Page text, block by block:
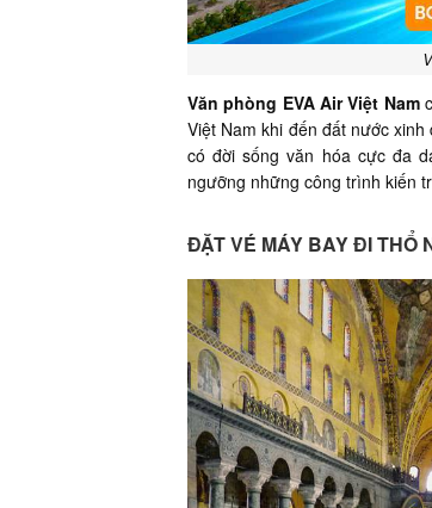
Văn phòng EVA Air Việt Nam
Việt Nam khi đến đất nước xinh
có đời sống văn hóa cực đa
ngưỡng những công trình kiến
ĐẶT VÉ MÁY BAY ĐI THỔ